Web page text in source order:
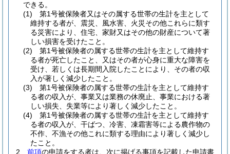
できる。
(1)
第1号被保険者又はその属する世帯の生計を主として
維持する者が、震災、風水害、火災その他これらに類す
る災害により、住宅、家財又はその他の財産について著
しい損害を受けたこと。
(2)
第1号被保険者の属する世帯の生計を主として維持す
る者が死亡したこと、又はその者が心身に重大な障害を
受け、若しくは長期間入院したことにより、その者の収
入が著しく減少したこと。
(3)
第1号被保険者の属する世帯の生計を主として維持す
る者の収入が、事業又は業務の休廃止、事業における著
しい損失、失業等により著しく減少したこと。
(4)
第1号被保険者の属する世帯の生計を主として維持す
る者の収入が、干ばつ、冷害、凍霜害等による農作物の
不作、不漁その他これに類する理由により著しく減少し
たこと。
2
前項の申請をする者は、次に掲げる事項を記載した申請書